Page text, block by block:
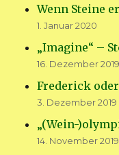
Wenn Steine
1. Januar 2020
„Imagine“ –
16. Dezember 2019
Frederick
3. Dezember 2019
„(Wein-
14. November 2019